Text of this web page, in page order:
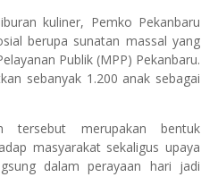
kuliner, Pemko Pekanbaru
berupa sunatan massal yang
Publik (MPP) Pekanbaru.
sebanyak 1.200 anak sebagai
tersebut merupakan bentuk
masyarakat sekaligus upaya
dalam perayaan hari jadi